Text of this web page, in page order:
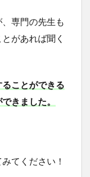
専門の先生も
があれば聞く
ことができる
きました。
てください！